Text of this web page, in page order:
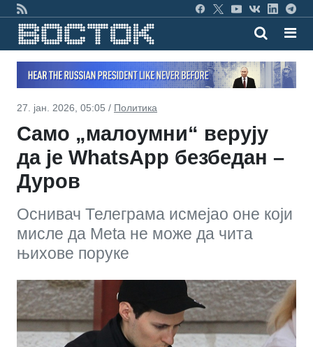
27. јан. 2026, 05:05 / Политика
Само „малоумни“ верују
да је WhatsApp безбедан –
Дуров
Оснивач Телеграма исмејао оне који
мисле да Meta не може да чита
њихове поруке